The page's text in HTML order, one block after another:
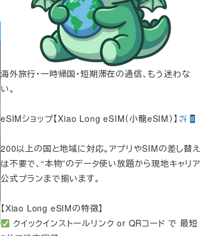
海外旅行・一時帰国・短期滞在の通信、もう迷わな
い。
eSIMショップ【Xiao Long eSIM（小龍eSIM）】
200以上の国と地域に対応。アプリやSIMの差し替え
は不要で、“本物”のデータ使い放題から現地キャリア
公式プランまで揃います。
【Xiao Long eSIMの特徴】
クイックインストールリンク or QRコード で 最短